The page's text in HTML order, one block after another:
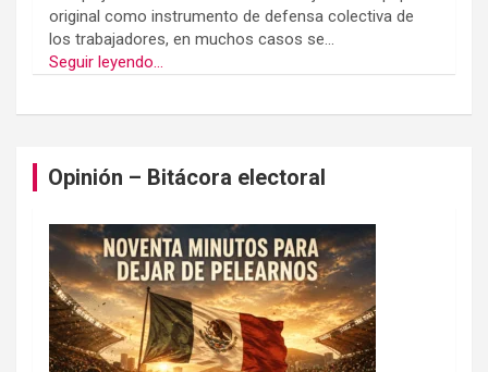
original como instrumento de defensa colectiva de
los trabajadores, en muchos casos se...
Seguir leyendo...
Opinión – Bitácora electoral